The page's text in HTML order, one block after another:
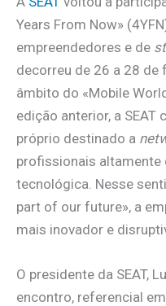
Years From Now»
empreendedores e de
decorreu de 26 a 28 de
âmbito do «Mobile
edição anterior, a
próprio destinado a
profissionais altamente
tecnológica. Nesse
part of our future», a
mais inovador e
O presidente da SEAT,
encontro, referencial